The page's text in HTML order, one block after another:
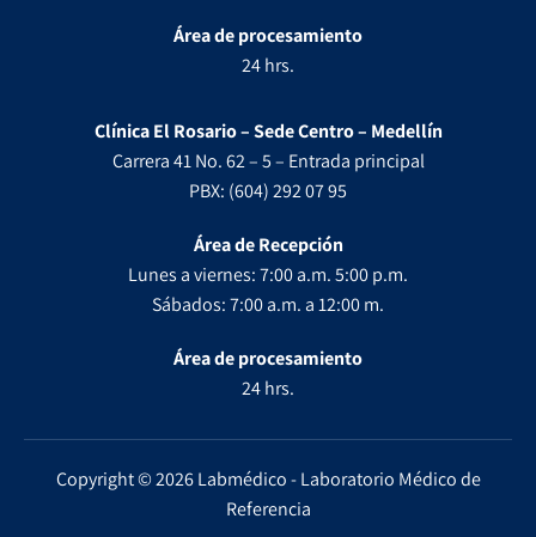
Área de procesamiento
24 hrs.
Clínica El Rosario – Sede Centro – Medellín
Carrera 41 No. 62 – 5 – Entrada principal
PBX: (604) 292 07 95
Área de Recepción
Lunes a viernes: 7:00 a.m. 5:00 p.m.
Sábados: 7:00 a.m. a 12:00 m.
Área de procesamiento
24 hrs.
Copyright © 2026 Labmédico - Laboratorio Médico de
Referencia